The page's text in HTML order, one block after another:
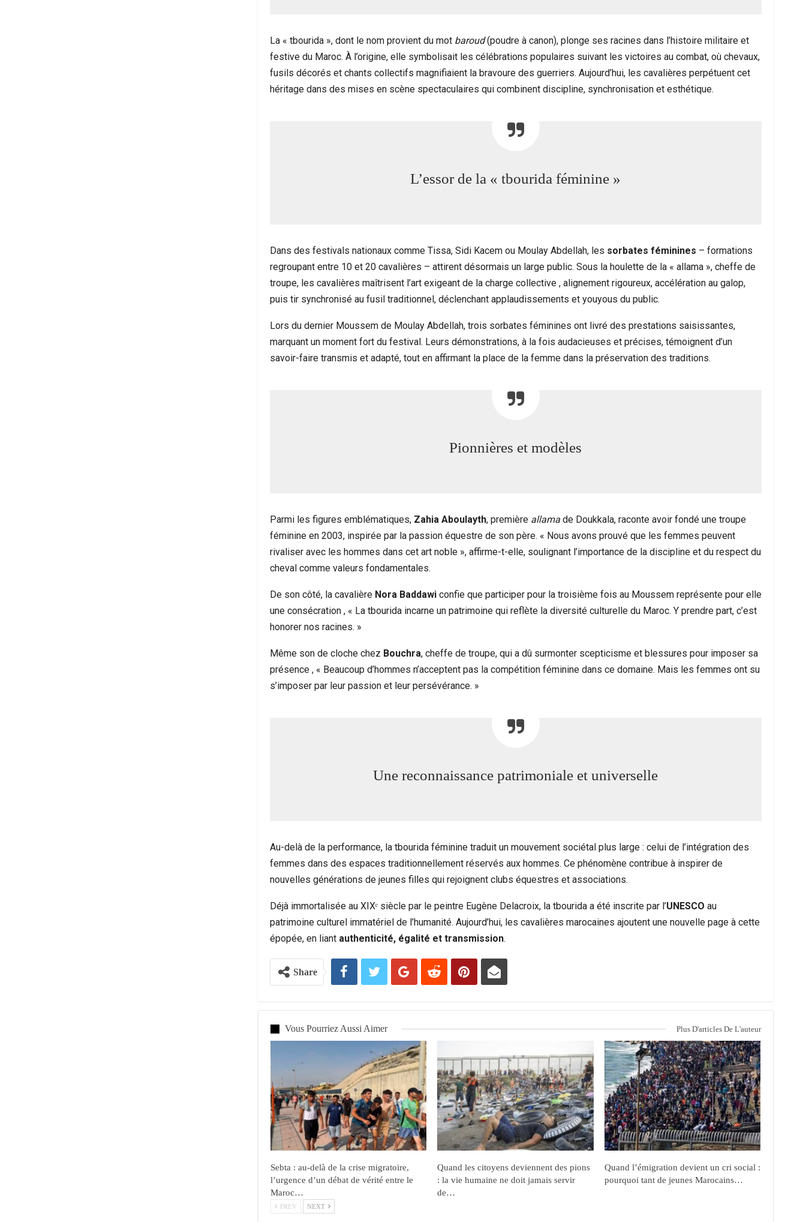
La « tbourida », dont le nom provient du mot baroud(poudre à canon), plonge ses racines dans l’histoire militaire et
festive du Maroc. À l’origine, elle symbolisait les célébrations populaires suivant les victoires au combat, où chevaux,
fusils décorés et chants collectifs magnifiaient la bravoure des guerriers. Aujourd’hui, les cavalières perpétuent cet
héritage dans des mises en scène spectaculaires qui combinent discipline, synchronisation et esthétique.
L’essor de la « tbourida féminine »
Dans des festivals nationaux comme Tissa, Sidi Kacem ou Moulay Abdellah, les sorbates féminines – formations
regroupant entre 10 et 20 cavalières – attirent désormais un large public. Sous la houlette de la « allama », cheffe de
troupe, les cavalières maîtrisent l’art exigeant de la charge collective , alignement rigoureux, accélération au galop,
puis tir synchronisé au fusil traditionnel, déclenchant applaudissements et youyous du public.
Lors du dernier Moussem de Moulay Abdellah, trois sorbates féminines ont livré des prestations saisissantes,
marquant un moment fort du festival. Leurs démonstrations, à la fois audacieuses et précises, témoignent d’un
savoir-faire transmis et adapté, tout en affirmant la place de la femme dans la préservation des traditions.
Pionnières et modèles
Parmi les figures emblématiques, Zahia Aboulayth, première allamade Doukkala, raconte avoir fondé une troupe
féminine en 2003, inspirée par la passion équestre de son père. « Nous avons prouvé que les femmes peuvent
rivaliser avec les hommes dans cet art noble », affirme-t-elle, soulignant l’importance de la discipline et du respect du
cheval comme valeurs fondamentales.
De son côté, la cavalière Nora Baddawiconfie que participer pour la troisième fois au Moussem représente pour elle
une consécration , « La tbourida incarne un patrimoine qui reflète la diversité culturelle du Maroc. Y prendre part, c’est
honorer nos racines. »
Même son de cloche chez Bouchra, cheffe de troupe, qui a dû surmonter scepticisme et blessures pour imposer sa
présence , « Beaucoup d’hommes n’acceptent pas la compétition féminine dans ce domaine. Mais les femmes ont su
s’imposer par leur passion et leur persévérance. »
Une reconnaissance patrimoniale et universelle
Au-delà de la performance, la tbourida féminine traduit un mouvement sociétal plus large : celui de l’intégration des
femmes dans des espaces traditionnellement réservés aux hommes. Ce phénomène contribue à inspirer de
nouvelles générations de jeunes filles qui rejoignent clubs équestres et associations.
Déjà immortalisée au XIXᵉ siècle par le peintre Eugène Delacroix, la tbourida a été inscrite par l’UNESCO au
patrimoine culturel immatériel de l’humanité. Aujourd’hui, les cavalières marocaines ajoutent une nouvelle page à cette
épopée, en liant authenticité, égalité et transmission.
Share
Vous Pourriez Aussi Aimer Plus D'articles De L'auteur
Sebta : au-delà de la crise migratoire,
l’urgence d’un débat de vérité entre le
Maroc…
Quand les citoyens deviennent des pions
: la vie humaine ne doit jamais servir
de…
Quand l’émigration devient un cri social :
pourquoi tant de jeunes Marocains…
PREV NEXT